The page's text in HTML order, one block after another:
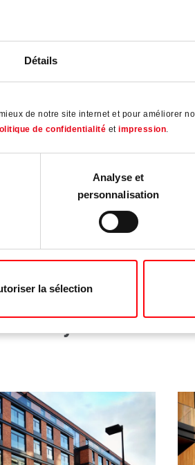
Détails
de notre site internet et pour améliorer
de confidentialité et impression.
Analyse et
personnalisation
la sélection
dimensions from 80 - 150 kg sash
service handle
Gallery